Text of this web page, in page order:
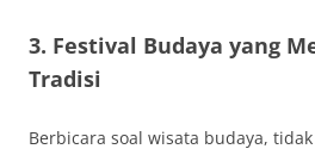
3. Festival Budaya yang
Tradisi
Berbicara soal wisata budaya,